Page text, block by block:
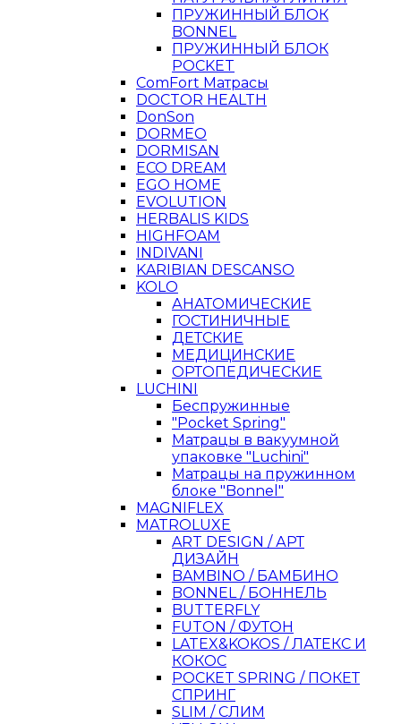
ПРУЖИННЫЙ БЛОК
BONNEL
ПРУЖИННЫЙ БЛОК
POCKET
ComFort Матрасы
DOCTOR HEALTH
DonSon
DORMEO
DORMISAN
ECO DREAM
EGO HOME
EVOLUTION
HERBALIS KIDS
HIGHFOAM
INDIVANI
KARIBIAN DESCANSO
KOLO
АНАТОМИЧЕСКИЕ
ГОСТИНИЧНЫЕ
ДЕТСКИЕ
МЕДИЦИНСКИЕ
ОРТОПЕДИЧЕСКИЕ
LUCHINI
Беспружинные
"Pocket Spring"
Матрацы в вакуумной
упаковке "Luchini"
Матрацы на пружинном
блоке "Bonnel"
MAGNIFLEX
MATROLUXE
ART DESIGN / АРТ
ДИЗАЙН
BAMBINO / БАМБИНО
BONNEL / БОННЕЛЬ
BUTTERFLY
FUTON / ФУТОН
LATEX&KOKOS / ЛАТЕКС И
КОКОС
POCKET SPRING / ПОКЕТ
СПРИНГ
SLIM / СЛИМ